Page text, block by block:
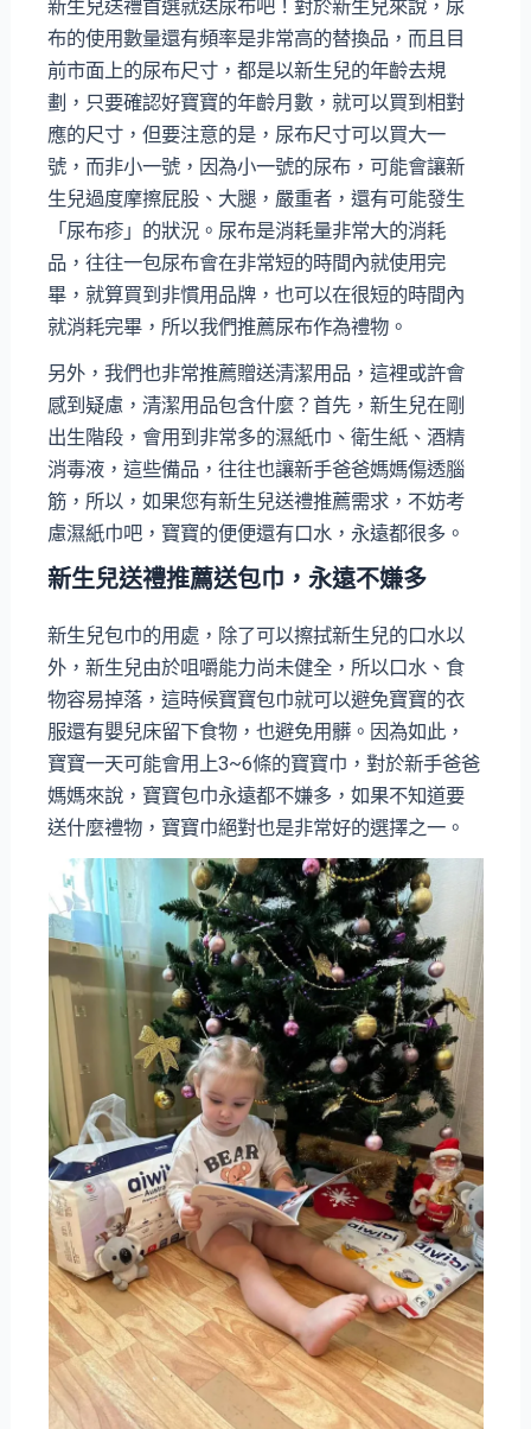
新生兒送禮首選就送尿布吧！對於新生兒來說，尿
布的使用數量還有頻率是非常高的替換品，而且目
前市面上的尿布尺寸，都是以新生兒的年齡去規
劃，只要確認好寶寶的年齡月數，就可以買到相對
應的尺寸，但要注意的是，尿布尺寸可以買大一
號，而非小一號，因為小一號的尿布，可能會讓新
生兒過度摩擦屁股、大腿，嚴重者，還有可能發生
「尿布疹」的狀況。尿布是消耗量非常大的消耗
品，往往一包尿布會在非常短的時間內就使用完
畢，就算買到非慣用品牌，也可以在很短的時間內
就消耗完畢，所以我們推薦尿布作為禮物。
另外，我們也非常推薦贈送清潔用品，這裡或許會
感到疑慮，清潔用品包含什麼？首先，新生兒在剛
出生階段，會用到非常多的濕紙巾、衛生紙、酒精
消毒液，這些備品，往往也讓新手爸爸媽媽傷透腦
筋，所以，如果您有新生兒送禮推薦需求，不妨考
慮濕紙巾吧，寶寶的便便還有口水，永遠都很多。
新生兒送禮推薦送包巾，永遠不嫌多
新生兒包巾的用處，除了可以擦拭新生兒的口水以
外，新生兒由於咀嚼能力尚未健全，所以口水、食
物容易掉落，這時候寶寶包巾就可以避免寶寶的衣
服還有嬰兒床留下食物，也避免用髒。因為如此，
寶寶一天可能會用上3~6條的寶寶巾，對於新手爸爸
媽媽來說，寶寶包巾永遠都不嫌多，如果不知道要
送什麼禮物，寶寶巾絕對也是非常好的選擇之一。